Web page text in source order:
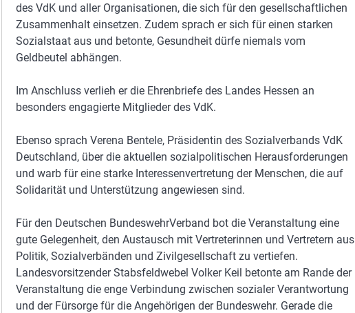
des VdK und aller Organisationen, die sich für den gesellschaftlichen
Zusammenhalt einsetzen. Zudem sprach er sich für einen starken
Sozialstaat aus und betonte, Gesundheit dürfe niemals vom
Geldbeutel abhängen.
Im Anschluss verlieh er die Ehrenbriefe des Landes Hessen an
besonders engagierte Mitglieder des VdK.
Ebenso sprach Verena Bentele, Präsidentin des Sozialverbands VdK
Deutschland, über die aktuellen sozialpolitischen Herausforderungen
und warb für eine starke Interessenvertretung der Menschen, die auf
Solidarität und Unterstützung angewiesen sind.
Für den Deutschen BundeswehrVerband bot die Veranstaltung eine
gute Gelegenheit, den Austausch mit Vertreterinnen und Vertretern aus
Politik, Sozialverbänden und Zivilgesellschaft zu vertiefen.
Landesvorsitzender Stabsfeldwebel Volker Keil betonte am Rande der
Veranstaltung die enge Verbindung zwischen sozialer Verantwortung
und der Fürsorge für die Angehörigen der Bundeswehr. Gerade die